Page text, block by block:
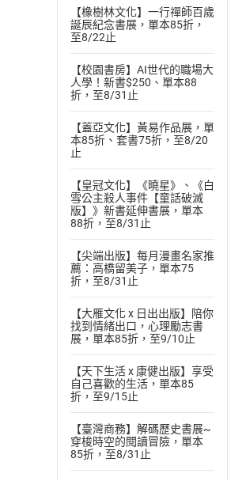
【橡樹林文化】一行禪師百歲
誕辰紀念書展，單本85折，
至8/22止
【校園書房】AI世代的職場大
人學！新書$250、單本88
折，至8/31止
【蓋亞文化】黃易作品展，單
本85折、套書75折，至8/20
止
【皇冠文化】《曉星》、《白
雪公主殺人事件【童話破滅
版】》新書延伸書展，單本
88折，至8/31止
【尖端出版】每月漫畫名家推
薦：高橋留美子，單本75
折，至8/31止
【大雁文化 x 日出出版】陪你
找到情緒出口，心理勵志書
展，單本85折，至9/10止
【天下生活 x 康健出版】享受
自己喜歡的生活，單本85
折，至9/15止
【臺灣商務】解碼歷史書展~
穿梭時空的閱讀冒險，單本
85折，至8/31止